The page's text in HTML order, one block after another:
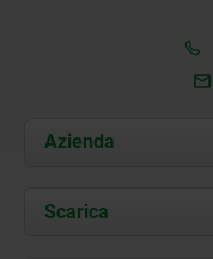
Azienda
Chi siamo
Scarica